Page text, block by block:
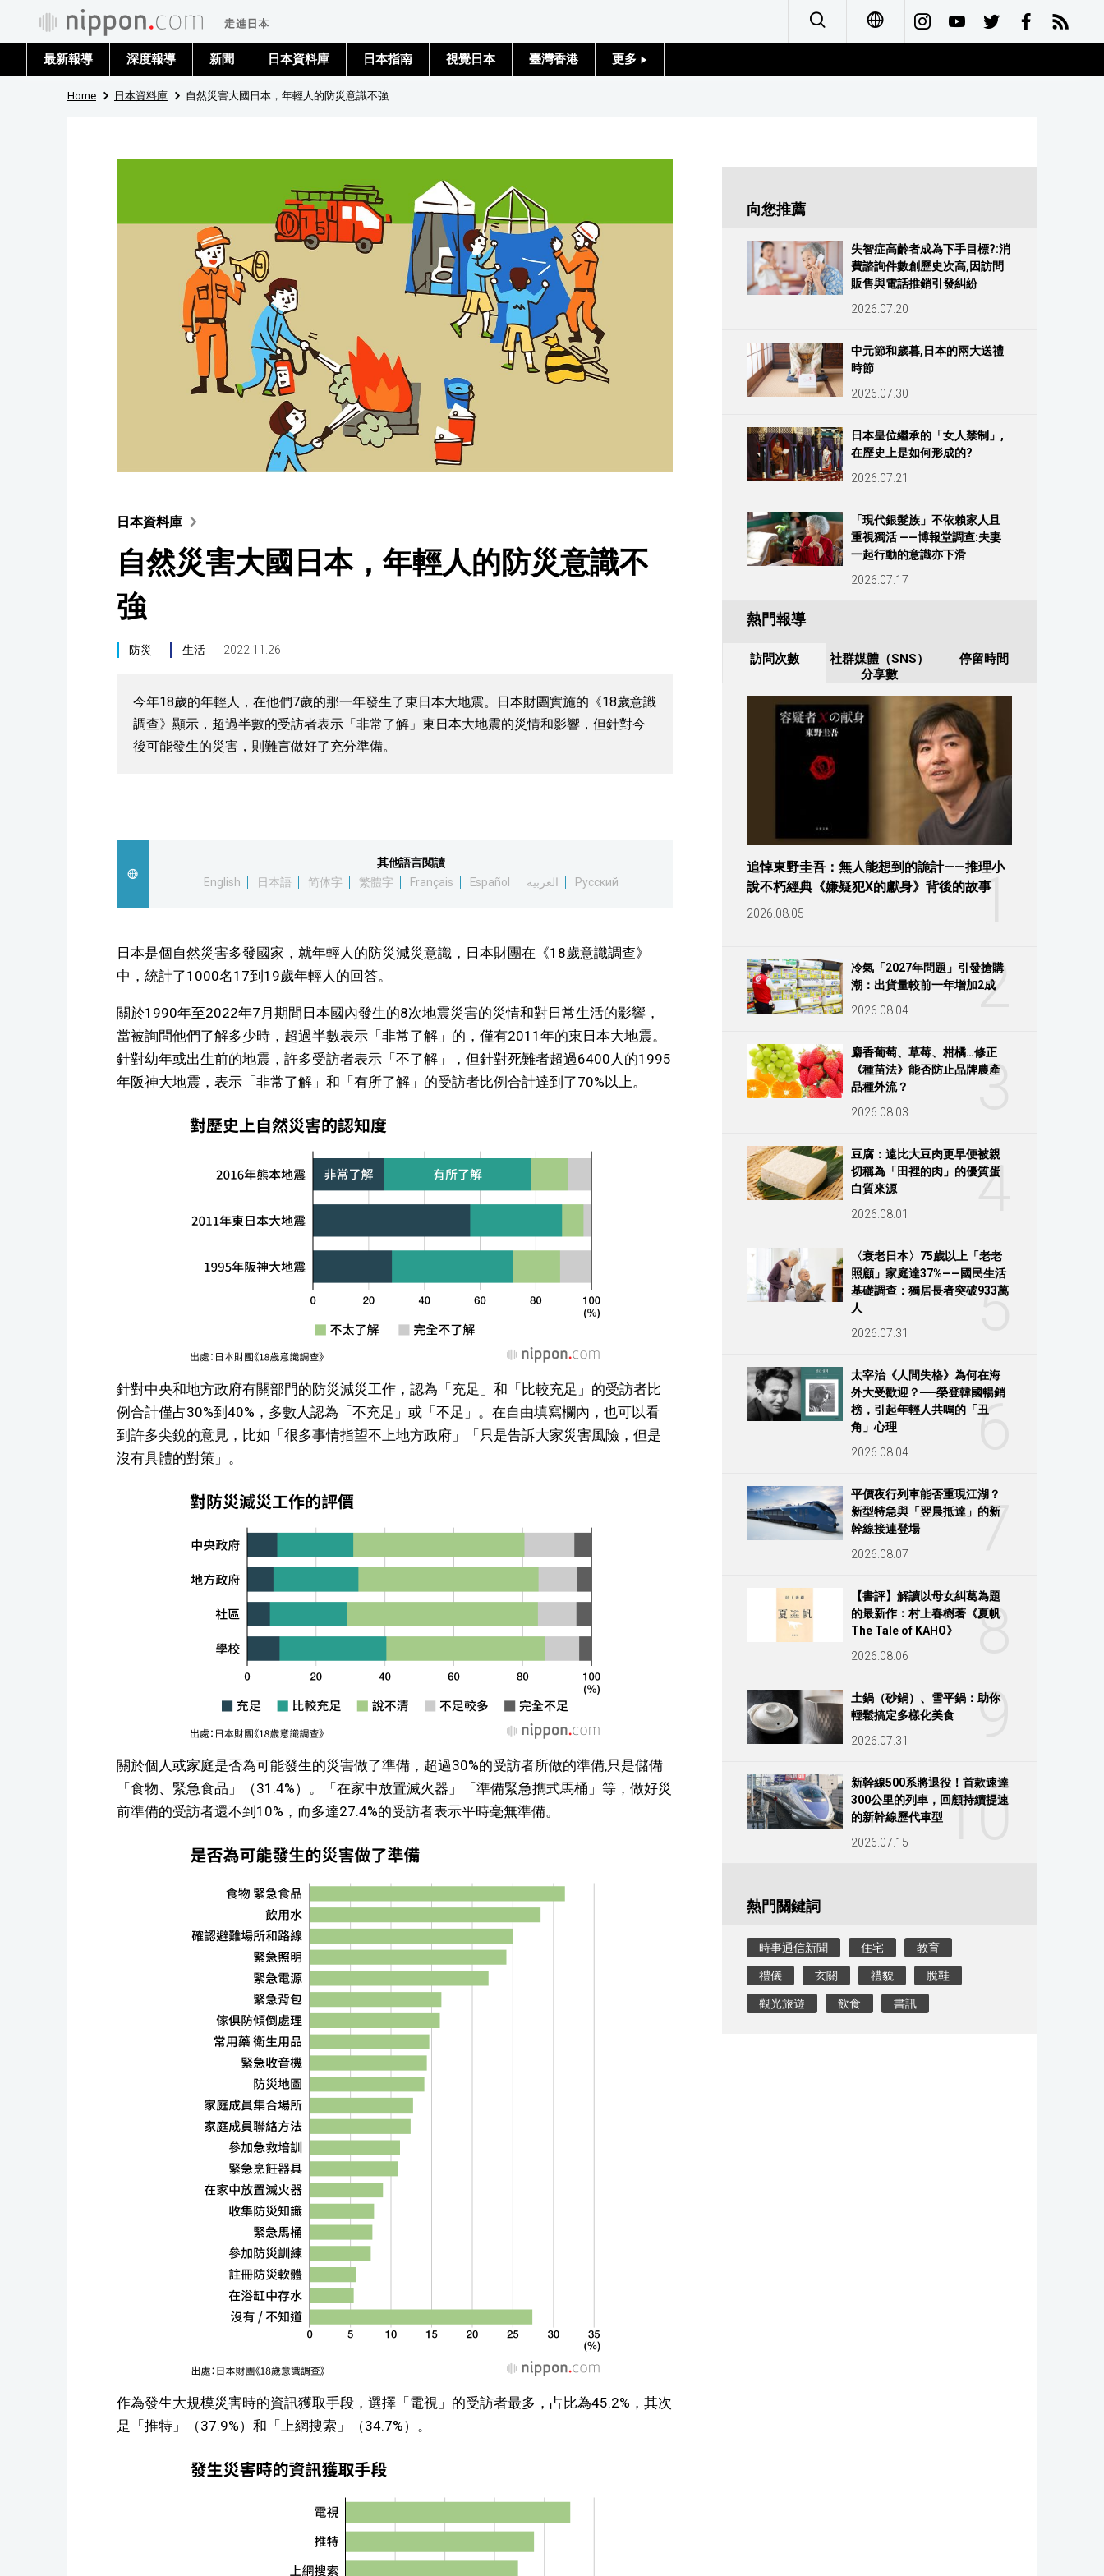
العربية
Русский
最新報導 深度報導 新聞 日本資料庫 日本指南 視覺日本 臺灣香港 更多
社會
東京
Home 日本資料庫 自然災害大國日本，年輕人的防災意識不強
日本資料庫
自然災害大國日本，年輕人的防災意識不
強
防災 生活 2022.11.26
今年18歲的年輕人，在他們7歲的那一年發生了東日本大地震。日本財團實施的《18歲意識
調查》顯示，超過半數的受訪者表示「非常了解」東日本大地震的災情和影響，但針對今
後可能發生的災害，則難言做好了充分準備。
其他語言閱讀
English
日本語 简体字 繁體字 Français Español العربية Русский
日本是個自然災害多發國家，就年輕人的防災減災意識，日本財團在《18歲意識調查》
中，統計了1000名17到19歲年輕人的回答。
關於1990年至2022年7月期間日本國內發生的8次地震災害的災情和對日常生活的影響，
當被詢問他們了解多少時，超過半數表示「非常了解」的，僅有2011年的東日本大地震。
針對幼年或出生前的地震，許多受訪者表示「不了解」，但針對死難者超過6400人的1995
年阪神大地震，表示「非常了解」和「有所了解」的受訪者比例合計達到了70%以上。
針對中央和地方政府有關部門的防災減災工作，認為「充足」和「比較充足」的受訪者比
例合計僅占30%到40%，多數人認為「不充足」或「不足」。在自由填寫欄內，也可以看
到許多尖銳的意見，比如「很多事情指望不上地方政府」「只是告訴大家災害風險，但是
沒有具體的對策」。
關於個人或家庭是否為可能發生的災害做了準備，超過30%的受訪者所做的準備,只是儲備
「食物、緊急食品」（31.4%）。「在家中放置滅火器」「準備緊急擕式馬桶」等，做好災
前準備的受訪者還不到10%，而多達27.4%的受訪者表示平時毫無準備。
作為發生大規模災害時的資訊獲取手段，選擇「電視」的受訪者最多，占比為45.2%，其次
是「推特」（37.9%）和「上網搜索」（34.7%）。
向您推薦
失智症高齡者成為下手目標?:消
費諮詢件數創歷史次高,因訪問
販售與電話推銷引發糾紛
2026.07.20
中元節和歲暮,日本的兩大送禮
時節
2026.07.30
日本皇位繼承的「女人禁制」,
在歷史上是如何形成的?
2026.07.21
「現代銀髮族」不依賴家人且
重視獨活 ——博報堂調查:夫妻
一起行動的意識亦下滑
2026.07.17
熱門報導
訪問次數
社群媒體（SNS）
分享數
停留時間
1
追悼東野圭吾：無人能想到的詭計——推理小
說不朽經典《嫌疑犯X的獻身》背後的故事
2026.08.05
2
冷氣「2027年問題」引發搶購
潮：出貨量較前一年增加2成
2026.08.04
3
麝香葡萄、草莓、柑橘…修正
《種苗法》能否防止品牌農產
品種外流？
2026.08.03
4
豆腐：遠比大豆肉更早便被親
切稱為「田裡的肉」的優質蛋
白質來源
2026.08.01
5
〈衰老日本〉75歲以上「老老
照顧」家庭達37%——國民生活
基礎調查：獨居長者突破933萬
人
2026.07.31
6
太宰治《人間失格》為何在海
外大受歡迎？──榮登韓國暢銷
榜，引起年輕人共鳴的「丑
角」心理
2026.08.04
7
平價夜行列車能否重現江湖？
新型特急與「翌晨抵達」的新
幹線接連登場
2026.08.07
8
【書評】解讀以母女糾葛為題
的最新作：村上春樹著《夏帆
The Tale of KAHO》
2026.08.06
9
土鍋（砂鍋）、雪平鍋：助你
輕鬆搞定多樣化美食
2026.07.31
10
新幹線500系將退役！首款速達
300公里的列車，回顧持續提速
的新幹線歷代車型
2026.07.15
熱門關鍵詞
時事通信新聞 住宅 教育
禮儀 玄關 禮貌 脫鞋
觀光旅遊 飲食 書訊